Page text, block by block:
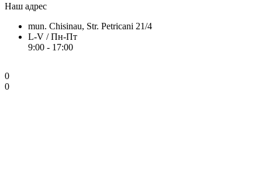
Наш адрес
mun. Chisinau, Str. Petricani 21/4
L-V / Пн-Пт
9:00 - 17:00
0
0